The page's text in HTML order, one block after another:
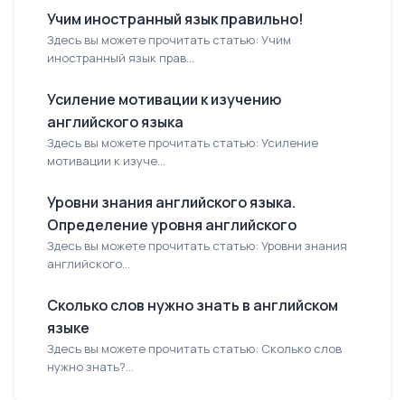
Учим иностранный язык правильно!
Здесь вы можете прочитать статью: Учим
иностранный язык прав...
Усиление мотивации к изучению
английского языка
Здесь вы можете прочитать статью: Усиление
мотивации к изуче...
Уровни знания английского языка.
Определение уровня английского
Здесь вы можете прочитать статью: Уровни знания
английского...
Сколько слов нужно знать в английском
языке
Здесь вы можете прочитать статью: Сколько слов
нужно знать?...